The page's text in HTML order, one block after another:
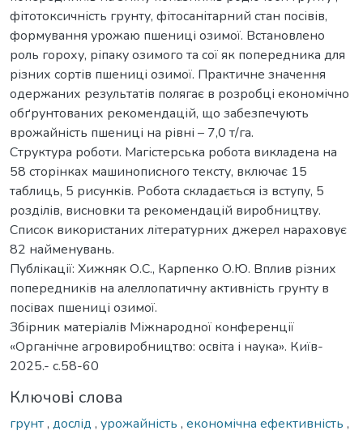
фітотоксичність грунту, фітосанітарний стан посівів,
формування урожаю пшениці озимої. Встановлено
роль гороху, ріпаку озимого та сої як попередника для
різних сортів пшениці озимої. Практичне значення
одержаних результатів полягає в розробці економічно
обґрунтованих рекомендацій, що забезпечують
врожайність пшениці на рівні – 7,0 т/га.
Структура роботи. Магістерська робота викладена на
58 сторінках машинописного тексту, включає 15
таблиць, 5 рисунків. Робота складається із вступу, 5
розділів, висновки та рекомендацій виробництву.
Список використаних літературних джерел нараховує
82 найменувань.
Публікації: Хижняк О.С., Карпенко О.Ю. Вплив різних
попередників на алеллопатичну активність грунту в
посівах пшениці озимої.
Збірник матеріалів Міжнародної конференції
«Органічне агровиробництво: освіта і наука». Київ-
2025.- с.58-60
Ключові слова
грунт, дослід , урожайність , економічна ефективність ,